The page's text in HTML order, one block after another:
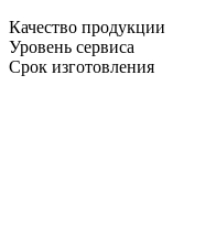
Качество продукции
Уровень сервиса
Срок изготовления